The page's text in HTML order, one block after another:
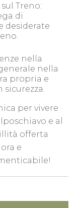
Treno:
di
desiderate
nella
nella
propria e
per vivere
e al
offerta
e